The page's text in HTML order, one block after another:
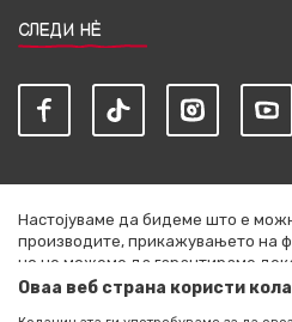
СЛЕДИ НЀ
Настојуваме да бидеме што е
производите, прикажувањето на
но не можеме да гарантираме
комплетни и без грешки. Сите
Оваа веб страна користи